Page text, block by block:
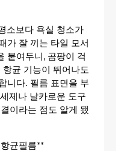
소보다 욕실 청소가
가 잘 끼는 타일 모서
붙여두니, 곰팡이 걱
균 기능이 뛰어나도
니다. 필름 표면을 부
제나 날카로운 도구
이라는 점도 알게 됐
균필름**